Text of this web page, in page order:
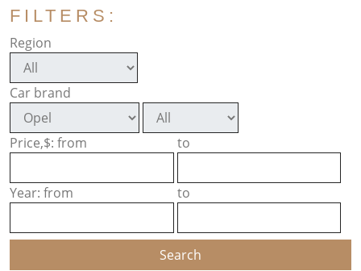
FILTERS:
Region
Car brand
Price,$: from to
Year: from to